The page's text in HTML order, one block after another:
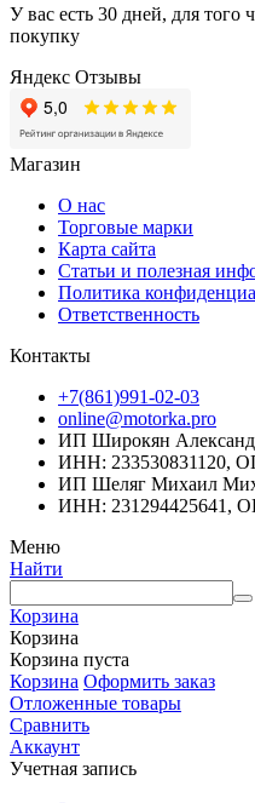
У вас есть 30 дней, для того
покупку
Яндекс Отзывы
Магазин
О нас
Торговые марки
Карта сайта
Статьи и полезная
Политика
Ответственность
Контакты
+7(861)991-02-03
online@motorka.pro
ИП Широкян
ИНН: 233530831120,
ИП Шеляг Михаил
ИНН: 231294425641,
Меню
Найти
Корзина
Корзина
Корзина пуста
Корзина Оформить заказ
Отложенные товары
Сравнить
Аккаунт
Учетная запись